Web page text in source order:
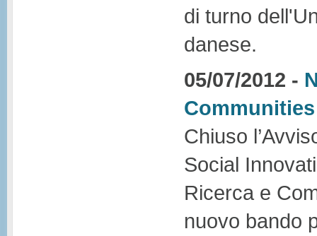
di turno
danese.
05/07/2012 -
Chiuso
Social
Ricerca e
nuovo bando